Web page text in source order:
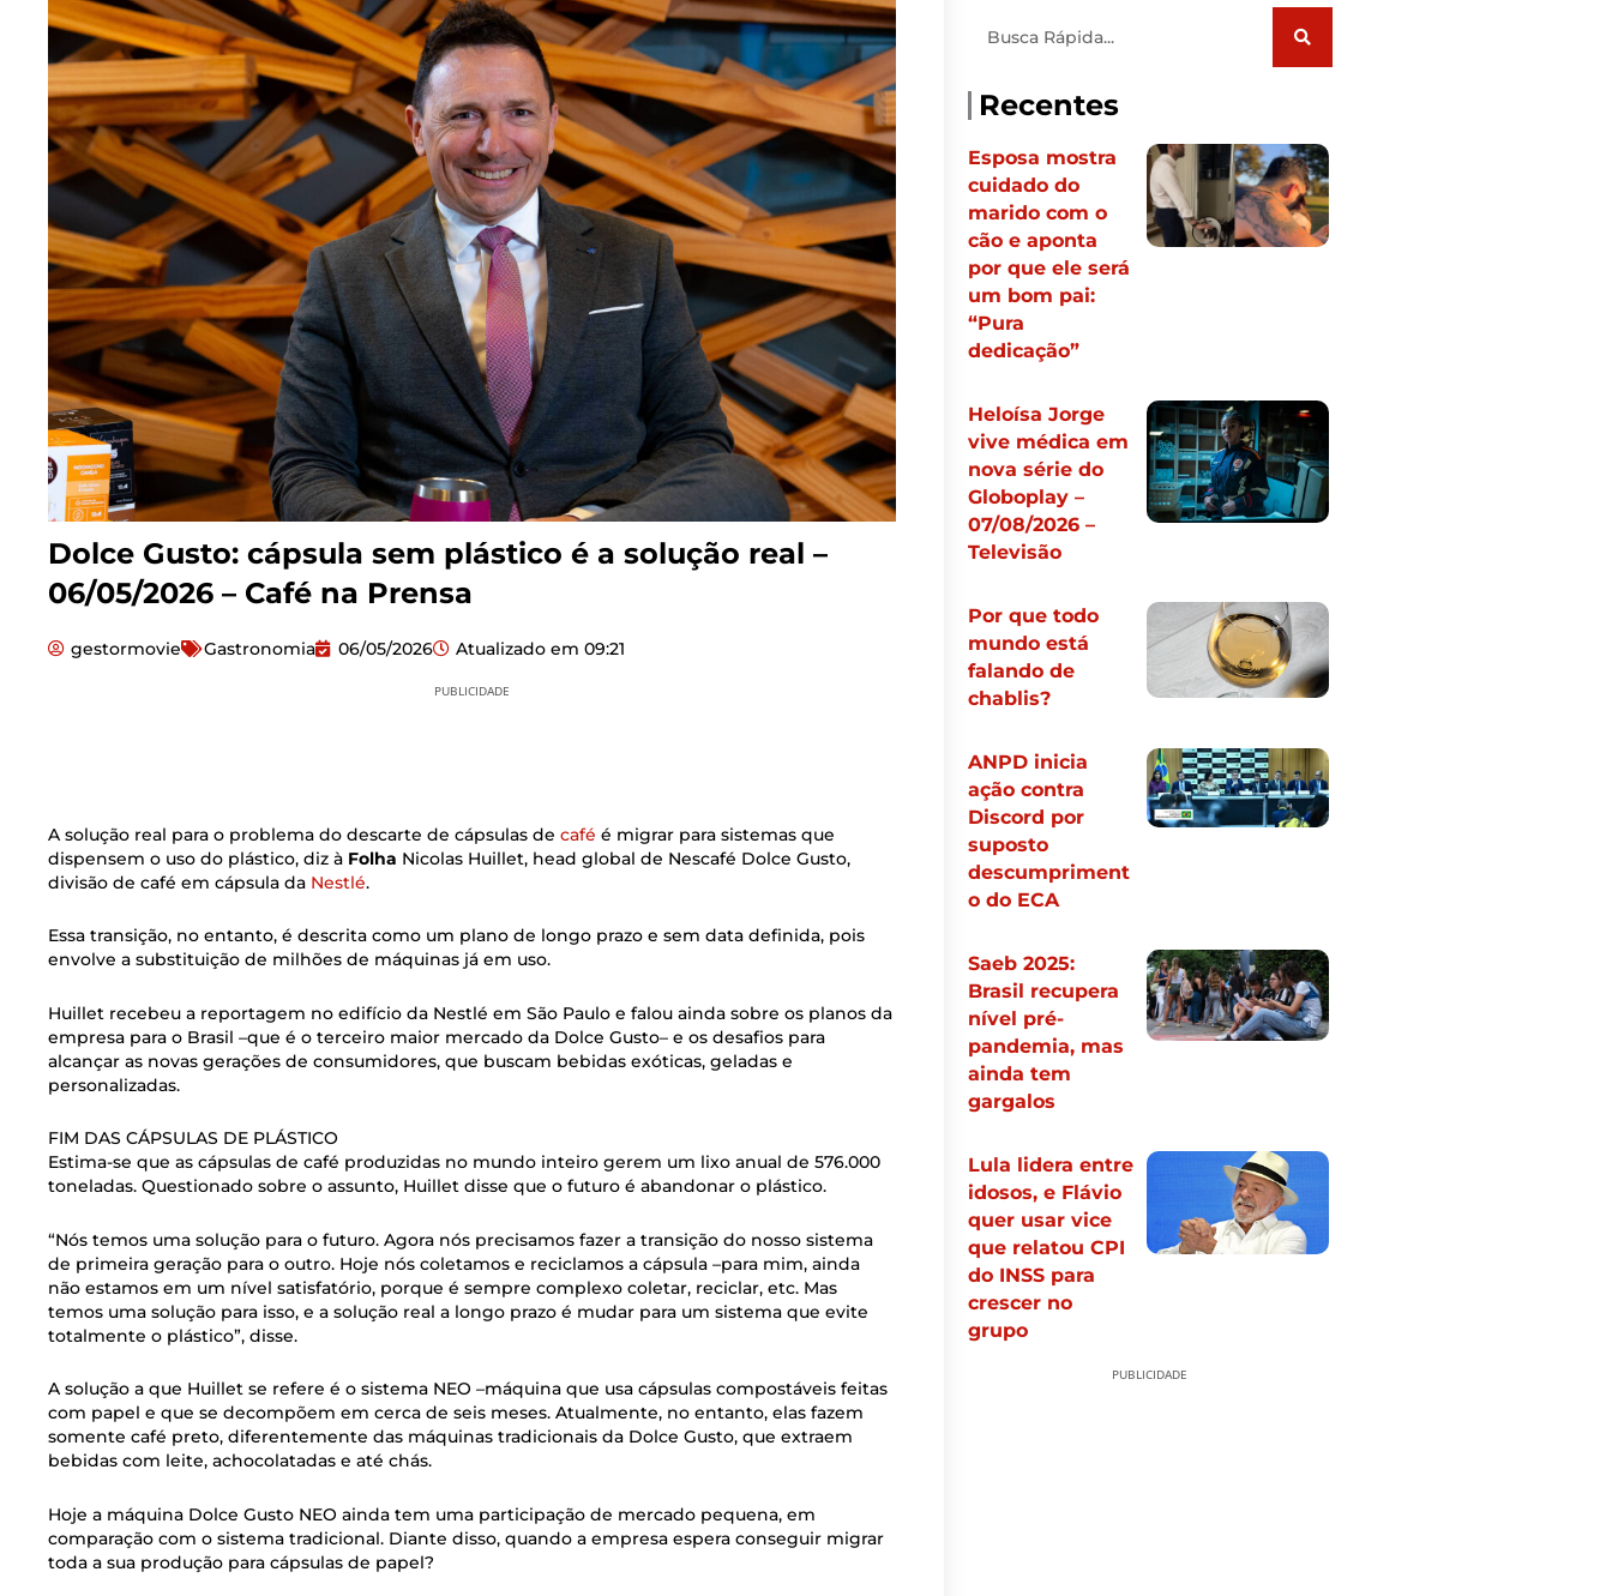
Dolce Gusto: cápsula sem plástico é a solução real –
06/05/2026 – Café na Prensa
gestormovie Gastronomia 06/05/2026 Atualizado em 09:21
PUBLICIDADE
A solução real para o problema do descarte de cápsulas de café é migrar para sistemas que
dispensem o uso do plástico, diz à Folha Nicolas Huillet, head global de Nescafé Dolce Gusto,
divisão de café em cápsula da Nestlé.
Essa transição, no entanto, é descrita como um plano de longo prazo e sem data definida, pois
envolve a substituição de milhões de máquinas já em uso.
Huillet recebeu a reportagem no edifício da Nestlé em São Paulo e falou ainda sobre os planos da
empresa para o Brasil –que é o terceiro maior mercado da Dolce Gusto– e os desafios para
alcançar as novas gerações de consumidores, que buscam bebidas exóticas, geladas e
personalizadas.
FIM DAS CÁPSULAS DE PLÁSTICO
Estima-se que as cápsulas de café produzidas no mundo inteiro gerem um lixo anual de 576.000
toneladas. Questionado sobre o assunto, Huillet disse que o futuro é abandonar o plástico.
“Nós temos uma solução para o futuro. Agora nós precisamos fazer a transição do nosso sistema
de primeira geração para o outro. Hoje nós coletamos e reciclamos a cápsula –para mim, ainda
não estamos em um nível satisfatório, porque é sempre complexo coletar, reciclar, etc. Mas
temos uma solução para isso, e a solução real a longo prazo é mudar para um sistema que evite
totalmente o plástico”, disse.
A solução a que Huillet se refere é o sistema NEO –máquina que usa cápsulas compostáveis feitas
com papel e que se decompõem em cerca de seis meses. Atualmente, no entanto, elas fazem
somente café preto, diferentemente das máquinas tradicionais da Dolce Gusto, que extraem
bebidas com leite, achocolatadas e até chás.
Hoje a máquina Dolce Gusto NEO ainda tem uma participação de mercado pequena, em
comparação com o sistema tradicional. Diante disso, quando a empresa espera conseguir migrar
toda a sua produção para cápsulas de papel?
Recentes
Esposa mostra
cuidado do
marido com o
cão e aponta
por que ele será
um bom pai:
“Pura
dedicação”
Heloísa Jorge
vive médica em
nova série do
Globoplay –
07/08/2026 –
Televisão
Por que todo
mundo está
falando de
chablis?
ANPD inicia
ação contra
Discord por
suposto
descumpriment
o do ECA
Saeb 2025:
Brasil recupera
nível pré-
pandemia, mas
ainda tem
gargalos
Lula lidera entre
idosos, e Flávio
quer usar vice
que relatou CPI
do INSS para
crescer no
grupo
PUBLICIDADE